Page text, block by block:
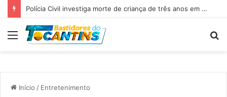
Professora Dorinha lidera disputa pelo Governo do Tocantins com 37,4% das intenções de voto, aponta pesquisa
Menu
Início / Entretenimento